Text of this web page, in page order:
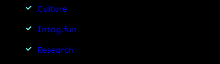
Culture
Intag.fun
Research